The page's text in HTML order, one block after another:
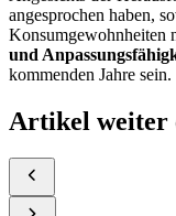
angesprochen haben,
Konsumgewohnheiten
und
kommenden Jahre sein.
Artikel weiter